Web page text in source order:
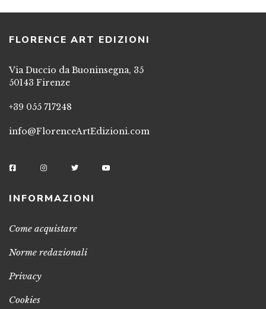
FLORENCE ART EDIZIONI
Via Duccio da Buoninsegna, 35
50143 Firenze
+39 055 717248
info@FlorenceArtEdizioni.com
INFORMAZIONI
Come acquistare
Norme redazionali
Privacy
Cookies